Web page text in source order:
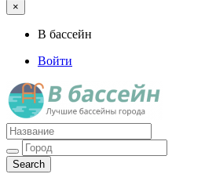
×
В бассейн
Войти
Лучшие бассейны города